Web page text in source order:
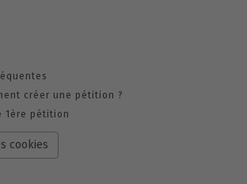
créer une pétition ?
1ère pétition
cookies